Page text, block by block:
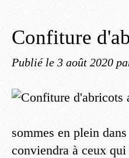
Confiture
Publié le 3 août 2020
sommes en plein
conviendra à ceux